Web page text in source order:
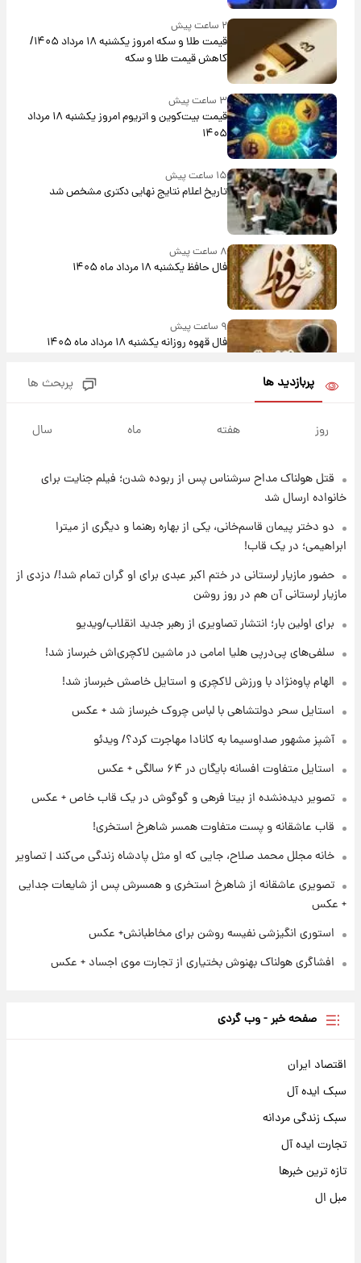
۲ ساعت پیش
قیمت طلا و سکه امروز یکشنبه ۱۸ مرداد ۱۴۰۵/
کاهش قیمت طلا و سکه
۳ ساعت پیش
قیمت بیت‌کوین و اتریوم امروز یکشنبه ۱۸ مرداد
۱۴۰۵
۱۵ ساعت پیش
تاریخ اعلام نتایج نهایی دکتری مشخص شد
۸ ساعت پیش
فال حافظ یکشنبه ۱۸ مرداد ماه ۱۴۰۵
۹ ساعت پیش
فال قهوه روزانه یکشنبه ۱۸ مرداد ماه ۱۴۰۵
۱۷ ساعت پیش
لیونل مسی عزادار شد! + جزئیات
۲۱ ساعت پیش
لحظه برخورد رعد و برق به ساختمان مرکز تجارت
جهانی در آمریکا + فیلم
۲۱ ساعت پیش
برای اولین بار؛ انتشار تصاویری از رهبر جدید
انقلاب/ویدیو
تصاویر عمامه بستن به شیوه خاتمی/ویدیو
پربازدید ها پربحث ها
روز هفته ماه سال
قتل هولناک مداح سرشناس پس از ربوده شدن؛ فیلم جنایت برای
خانواده ارسال شد
دو دختر پیمان قاسم‌خانی، یکی از بهاره رهنما و دیگری از میترا
ابراهیمی؛ در یک قاب!
حضور مازیار لرستانی در ختم اکبر عبدی برای او گران تمام شد!/ دزدی از
مازیار لرستانی آن هم در روز روشن
برای اولین بار؛ انتشار تصاویری از رهبر جدید انقلاب/ویدیو
سلفی‌های پی‌درپی هلیا امامی در ماشین لاکچری‌اش خبرساز شد!
الهام پاوه‌نژاد با ورزش لاکچری و استایل خاصش خبرساز شد!
استایل سحر دولتشاهی با لباس چروک خبرساز شد + عکس
آشپز مشهور صداوسیما به کانادا مهاجرت کرد؟/ ویدئو
استایل متفاوت افسانه بایگان در ۶۴ سالگی + عکس
تصویر دیده‌نشده از بیتا فرهی و گوگوش در یک قاب خاص + عکس
قاب عاشقانه و پست متفاوت همسر شاهرخ استخری!
خانه مجلل محمد صلاح، جایی که او مثل پادشاه زندگی می‌کند | تصاویر
تصویری عاشقانه از شاهرخ استخری و همسرش پس از شایعات جدایی
+ عکس
استوری انگیزشی نفیسه روشن برای مخاطبانش+ عکس
افشاگری هولناک بهنوش بختیاری از تجارت موی اجساد + عکس
صفحه خبر - وب گردی
اقتصاد ایران
سبک ایده آل
سبک زندگی مردانه
تجارت ایده آل
تازه ترین خبرها
مبل ال